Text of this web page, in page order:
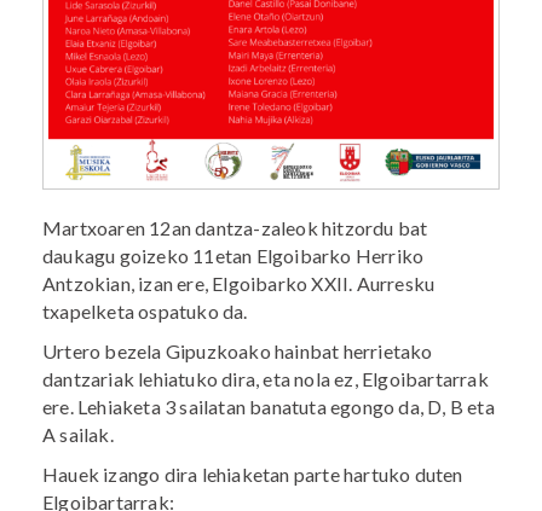
Martxoaren 12an dantza-zaleok hitzordu bat
daukagu goizeko 11etan Elgoibarko Herriko
Antzokian, izan ere, Elgoibarko XXII. Aurresku
txapelketa ospatuko da.
Urtero bezela Gipuzkoako hainbat herrietako
dantzariak lehiatuko dira, eta nola ez, Elgoibartarrak
ere. Lehiaketa 3 sailatan banatuta egongo da, D, B eta
A sailak.
Hauek izango dira lehiaketan parte hartuko duten
Elgoibartarrak: